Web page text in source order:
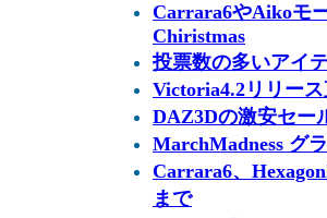
Carrara6やAikoモ
Chiristmas
投票数の多いアイ
Victoria4.2リリー
DAZ3Dの激安セー
MarchMadness グ
Carrara6、
まで